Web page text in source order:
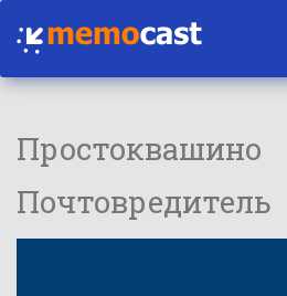
Простоквашино
Почтовредитель